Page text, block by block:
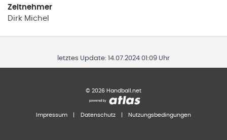
Zeitnehmer
Dirk Michel
letztes Update: 14.07.2024 01:09 Uhr
© 2026 Handball.net
Impressum Datenschutz Nutzungsbedingungen